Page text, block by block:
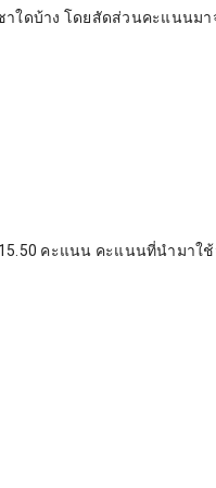
ใดบ้าง โดยสัดส่วนคะแนนมา
คะแนน คะแนนที่นำมาใช้